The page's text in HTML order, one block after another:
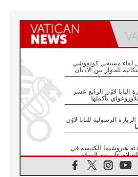
لقاء مسيحي كونفوشي
للحوار بين الأديان
البابا لاوُن الرابع عشر
بأكملها
الرسولية للبابا لاوُن
الـ ٨١ لحادثة هيروشيما الكنيسة في